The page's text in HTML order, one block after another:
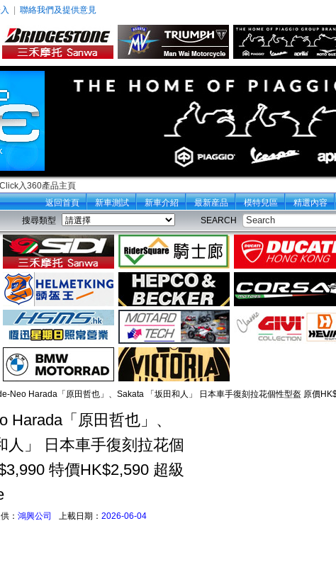
聯絡我們及提供意見
入360產品主頁
返回首頁
新車測試 新車介紹 最新産品 模特兒區 精選內容
搜尋類型 SEARCH
Neo Harada「原田哲也」、Sakata 「坂田和人」 日本車手復刻拉花個性型盔 原價
Harada「原田哲也」、
人」 日本車手復刻拉花個
特價HK$2,590 超級
： 鴻興公司 上載日期： 2026-06-04